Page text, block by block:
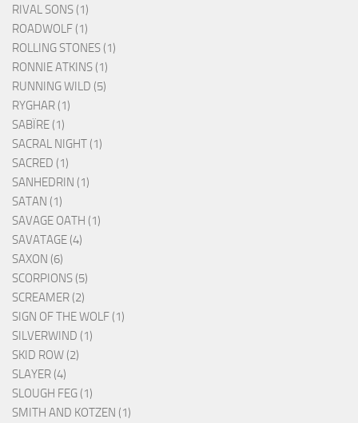
RIVAL SONS (1)
ROADWOLF (1)
ROLLING STONES (1)
RONNIE ATKINS (1)
RUNNING WILD (5)
RYGHAR (1)
SABÏRE (1)
SACRAL NIGHT (1)
SACRED (1)
SANHEDRIN (1)
SATAN (1)
SAVAGE OATH (1)
SAVATAGE (4)
SAXON (6)
SCORPIONS (5)
SCREAMER (2)
SIGN OF THE WOLF (1)
SILVERWIND (1)
SKID ROW (2)
SLAYER (4)
SLOUGH FEG (1)
SMITH AND KOTZEN (1)